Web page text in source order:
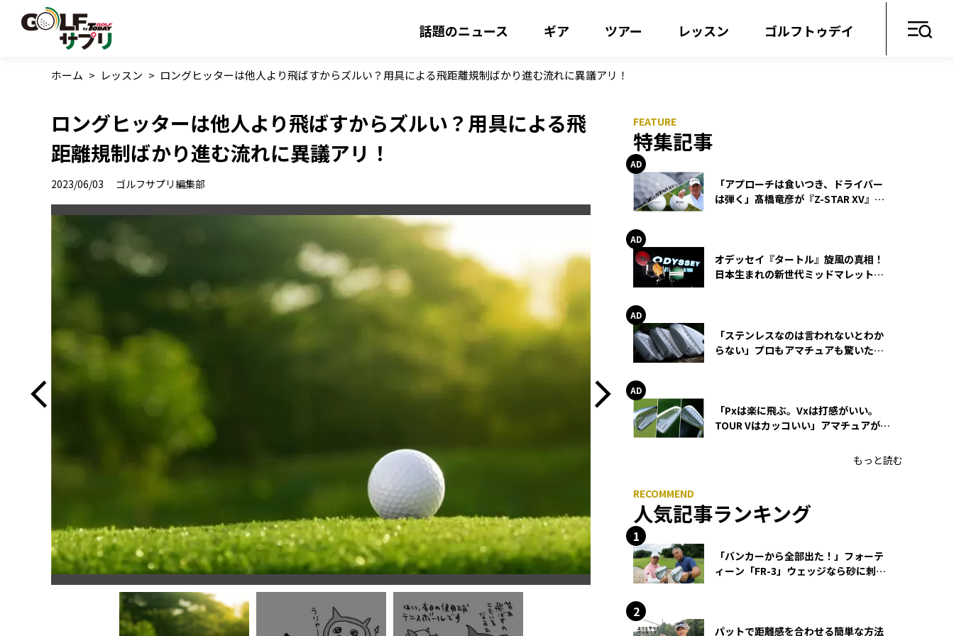
話題のニュース ギア ツアー レッスン ゴルフトゥデイ
ホーム > レッスン > ロングヒッターは他人より飛ばすからズルい？用具による飛距離規制ばかり進む流れに異議アリ！
ロングヒッターは他人より飛ばすからズルい？用具による飛
距離規制ばかり進む流れに異議アリ！
2023/06/03 ゴルフサプリ編集部
特集記事
「アプローチは食いつき、ドライバー
は弾く」髙橋竜彦が『Z-STAR XV』を
オデッセイ『タートル』旋風の真相！
日本生まれの新世代ミッドマレットが
「ステンレスなのは言われないとわか
らない」プロもアマチュアも驚いた
「Pxは楽に飛ぶ。Vxは打感がいい。
TOUR Vはカッコいい」アマチュアが選
もっと読む
人気記事ランキング
「バンカーから全部出た！」フォーテ
ィーン「FR-3」ウェッジなら砂に刺さ
パットで距離感を合わせる簡単な方法